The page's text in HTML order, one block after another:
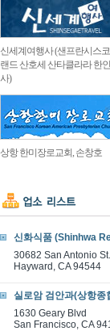
신세계여행사 (샌프란시스
랜드 산호세 산타클라라 한
사)
상항 한미장로교회, 손창호
신화식품 (Shinhwa
30682 San Antonio St.
Hayward, CA 94544
실로암 검안과(상항
1630 Geary Blvd
San Francisco, CA